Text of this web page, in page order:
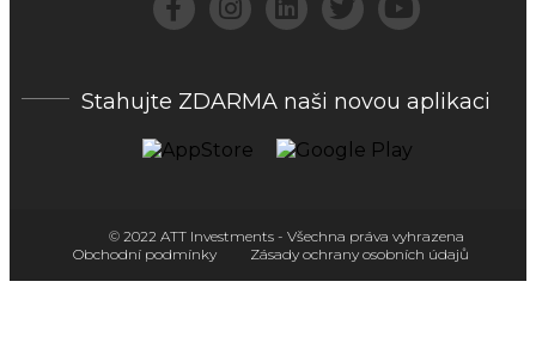
Stahujte ZDARMA naši novou aplikaci
© 2022 ATT Investments - Všechna práva vyhrazena
Obchodní podmínky
Zásady ochrany osobních údajů